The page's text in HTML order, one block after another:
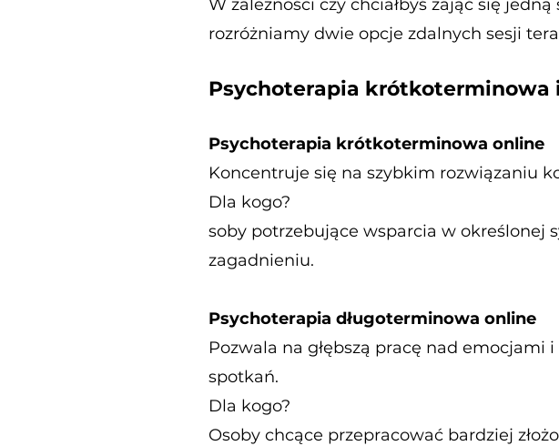
W zależności czy chciałbyś zająć się
rozróżniamy dwie opcje zdalnych sesji
Psychoterapia krótkoterminowa
Psychoterapia krótkoterminowa online
Koncentruje się na szybkim rozwiązaniu
Dla kogo?
soby potrzebujące wsparcia w określonej
zagadnieniu.
Psychoterapia długoterminowa online
Pozwala na głębszą pracę nad
spotkań.
Dla kogo?
Osoby chcące przepracować bardziej